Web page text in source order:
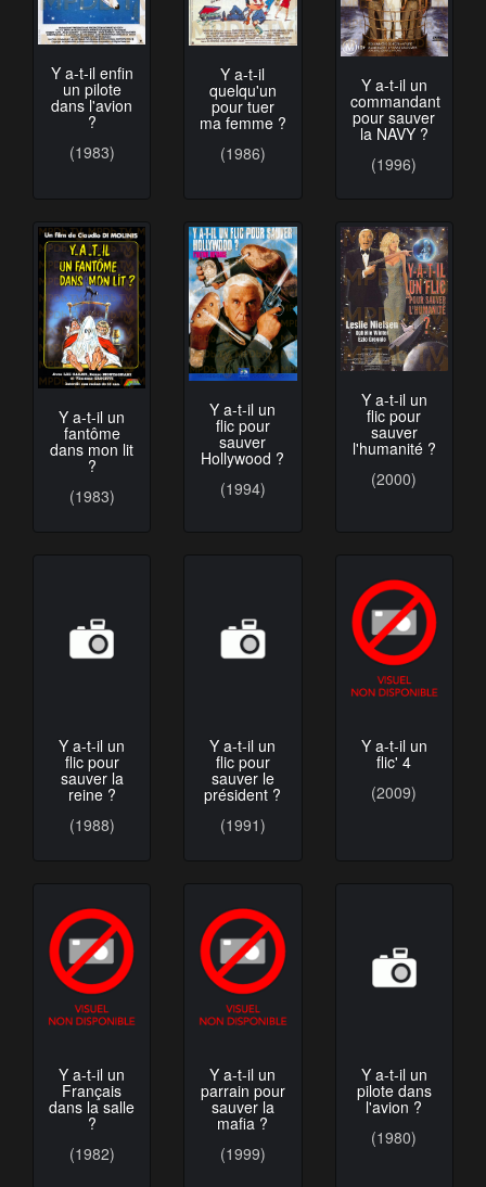
Y a-t-il enfin
un pilote
dans l'avion
?
(1983)
Y a-t-il
quelqu'un
pour tuer
ma femme ?
(1986)
Y a-t-il un
commandant
pour sauver
la NAVY ?
(1996)
Y a-t-il un
fantôme
dans mon lit
?
(1983)
Y a-t-il un
flic pour
sauver
Hollywood ?
(1994)
Y a-t-il un
flic pour
sauver
l'humanité ?
(2000)
flic pour
sauver la
reine ?
Y a-t-il un
flic pour
sauver le
président ?
(1991)
Y a-t-il un
flic' 4
(2009)
Y a-t-il un
Français
dans la salle
?
(1982)
Y a-t-il un
parrain pour
sauver la
mafia ?
(1999)
Y a-t-il un
pilote dans
l'avion ?
(1980)